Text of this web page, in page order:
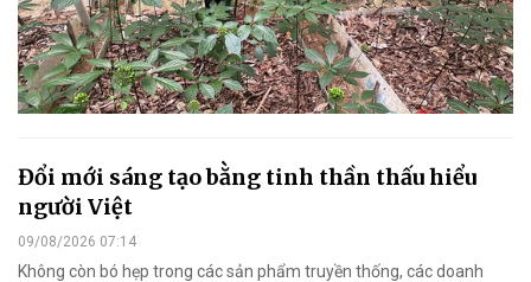
Đổi mới sáng tạo bằng tinh thần thấu hiểu
người Việt
09/08/2026 07:14
Không còn bó hẹp trong các sản phẩm truyền thống, các doanh